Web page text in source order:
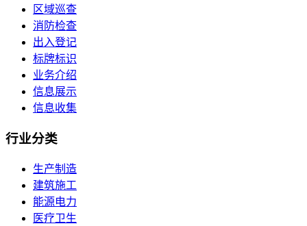
区域巡查
消防检查
出入登记
标牌标识
业务介绍
信息展示
信息收集
行业分类
生产制造
建筑施工
能源电力
医疗卫生